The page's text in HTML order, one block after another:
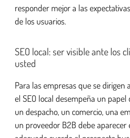
responder mejor a las
de los usuarios.
SEO local: ser visible ante los
usted
Para las empresas que se dirigen
el SEO local desempeña un papel
un despacho, un comercio, una
un proveedor B2B debe